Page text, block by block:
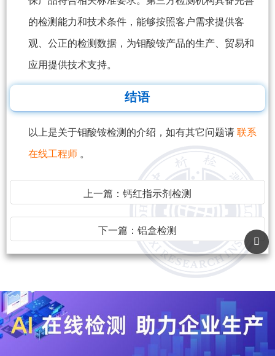
的检测能力和技术条件，能够按照客户需求提供客
观、公正的检测数据，为钼酸铵产品的生产、贸易和
应用提供技术支持。
结语
以上是关于钼酸铵检测的介绍，如有其它问题请 联系
在线工程师 。
上一篇： 钙红指示剂检测
下一篇： 铝盒检测